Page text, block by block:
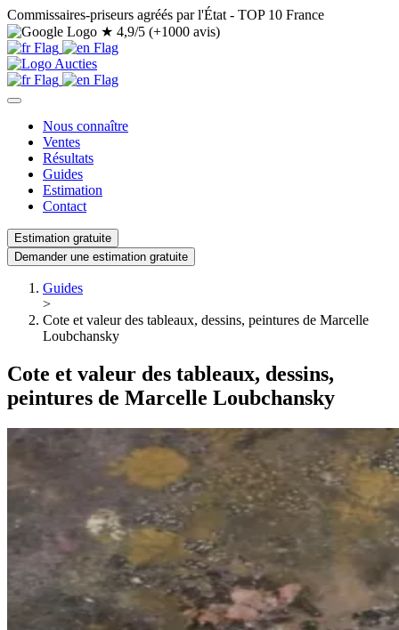
Commissaires-priseurs agréés par l'État - TOP 10 France
★ 4,9/5 (+1000 avis)
Nous connaître
Ventes
Résultats
Guides
Estimation
Contact
Estimation gratuite
Demander une estimation gratuite
Guides
>
Cote et valeur des tableaux, dessins, peintures de Marcelle
Loubchansky
Cote et valeur des tableaux, dessins,
peintures de Marcelle Loubchansky